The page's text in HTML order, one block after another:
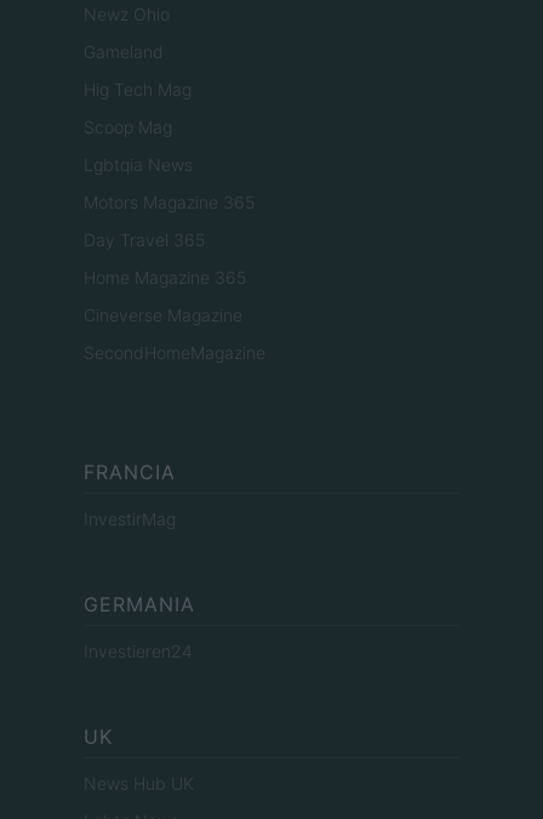
Newz Ohio
Gameland
Hig Tech Mag
Scoop Mag
Lgbtqia News
Motors Magazine 365
Day Travel 365
Home Magazine 365
Cineverse Magazine
SecondHomeMagazine
FRANCIA
InvestirMag
GERMANIA
Investieren24
UK
News Hub UK